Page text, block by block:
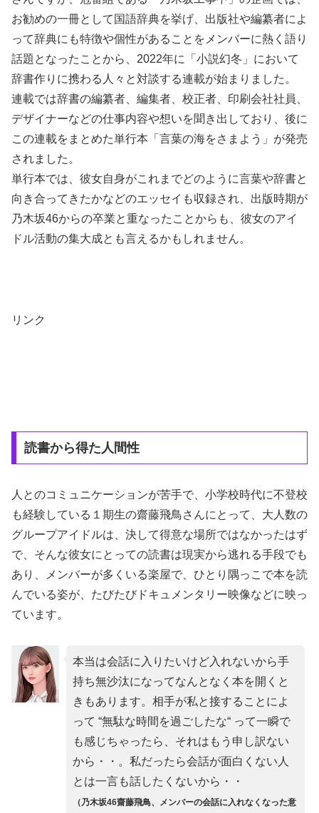
お勧めの一冊として国語辞典を挙げ、出版社や編纂者によ
って辞典にも特徴や個性があることをメンバーに熱く語り
話題となったことから、2022年に「小説幻冬」において
辞書作りに携わる人々と対談する連載が始まりました。
連載では辞書の編纂者、編集者、校正者、印刷会社社員、
デザイナーなどの仕事内容や想いを聞き出しており、後に
この連載をまとめた単行本「言葉の海をさまよう」が発売
されました。
単行本では、彼女自身がこれまでどのように言葉や辞書と
向き合ってきたかなどのエッセイも収録され、出版時期が
乃木坂46からの卒業と重なったことからも、彼女のアイ
ドル活動の集大成とも言えるかもしれません。
リンク
読書から得た人間性
人とのコミュニケーションが苦手で、小学校時代に不登校
も経験している１期生の齋藤飛鳥さんにとって、大人数の
グループアイドルは、決して得意な場所ではなかったはず
で、そんな彼女にとっての読書は現実から逃れる手段でも
あり、メンバーが多くいる楽屋で、ひとり隅っこで本を読
んでいる姿が、たびたびドキュメンタリー映像などに映っ
ています。
本当は会話に入りたいけど入れないから手
持ち無沙汰になってなんとなく本を開くと
きもあります。相手が私と接することによ
って “無駄な時間を過ごしたな“ って一瞬で
も感じちゃったら、それはもう申し訳ない
から・・。私だったら会話が面白くない人
とは一言も話したくないから・・
（乃木坂46齋藤飛鳥、メンバーの会話に入れなくなった意